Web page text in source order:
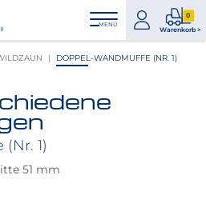
MENÜ
zum
Konto
0
Warenkorb >
0
DOPPEL-WANDMUFFE (NR. 1)
1)
51 mm